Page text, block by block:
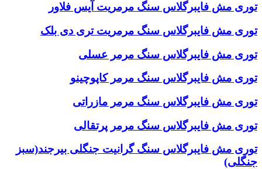
توری مش فایبرگلاس سنگ مرمریت آیس فلاور
توری مش فایبرگلاس سنگ مرمریت تری دی بلک
توری مش فایبرگلاس سنگ مرمر عسلی
توری مش فایبرگلاس سنگ مرمر کاپوچینو
توری مش فایبرگلاس سنگ مرمر مازراتی
توری مش فایبرگلاس سنگ مرمر پرتقالی
توری مش فایبرگلاس سنگ گرانیت جنگلی بیرجند(سبز
جنگلی)